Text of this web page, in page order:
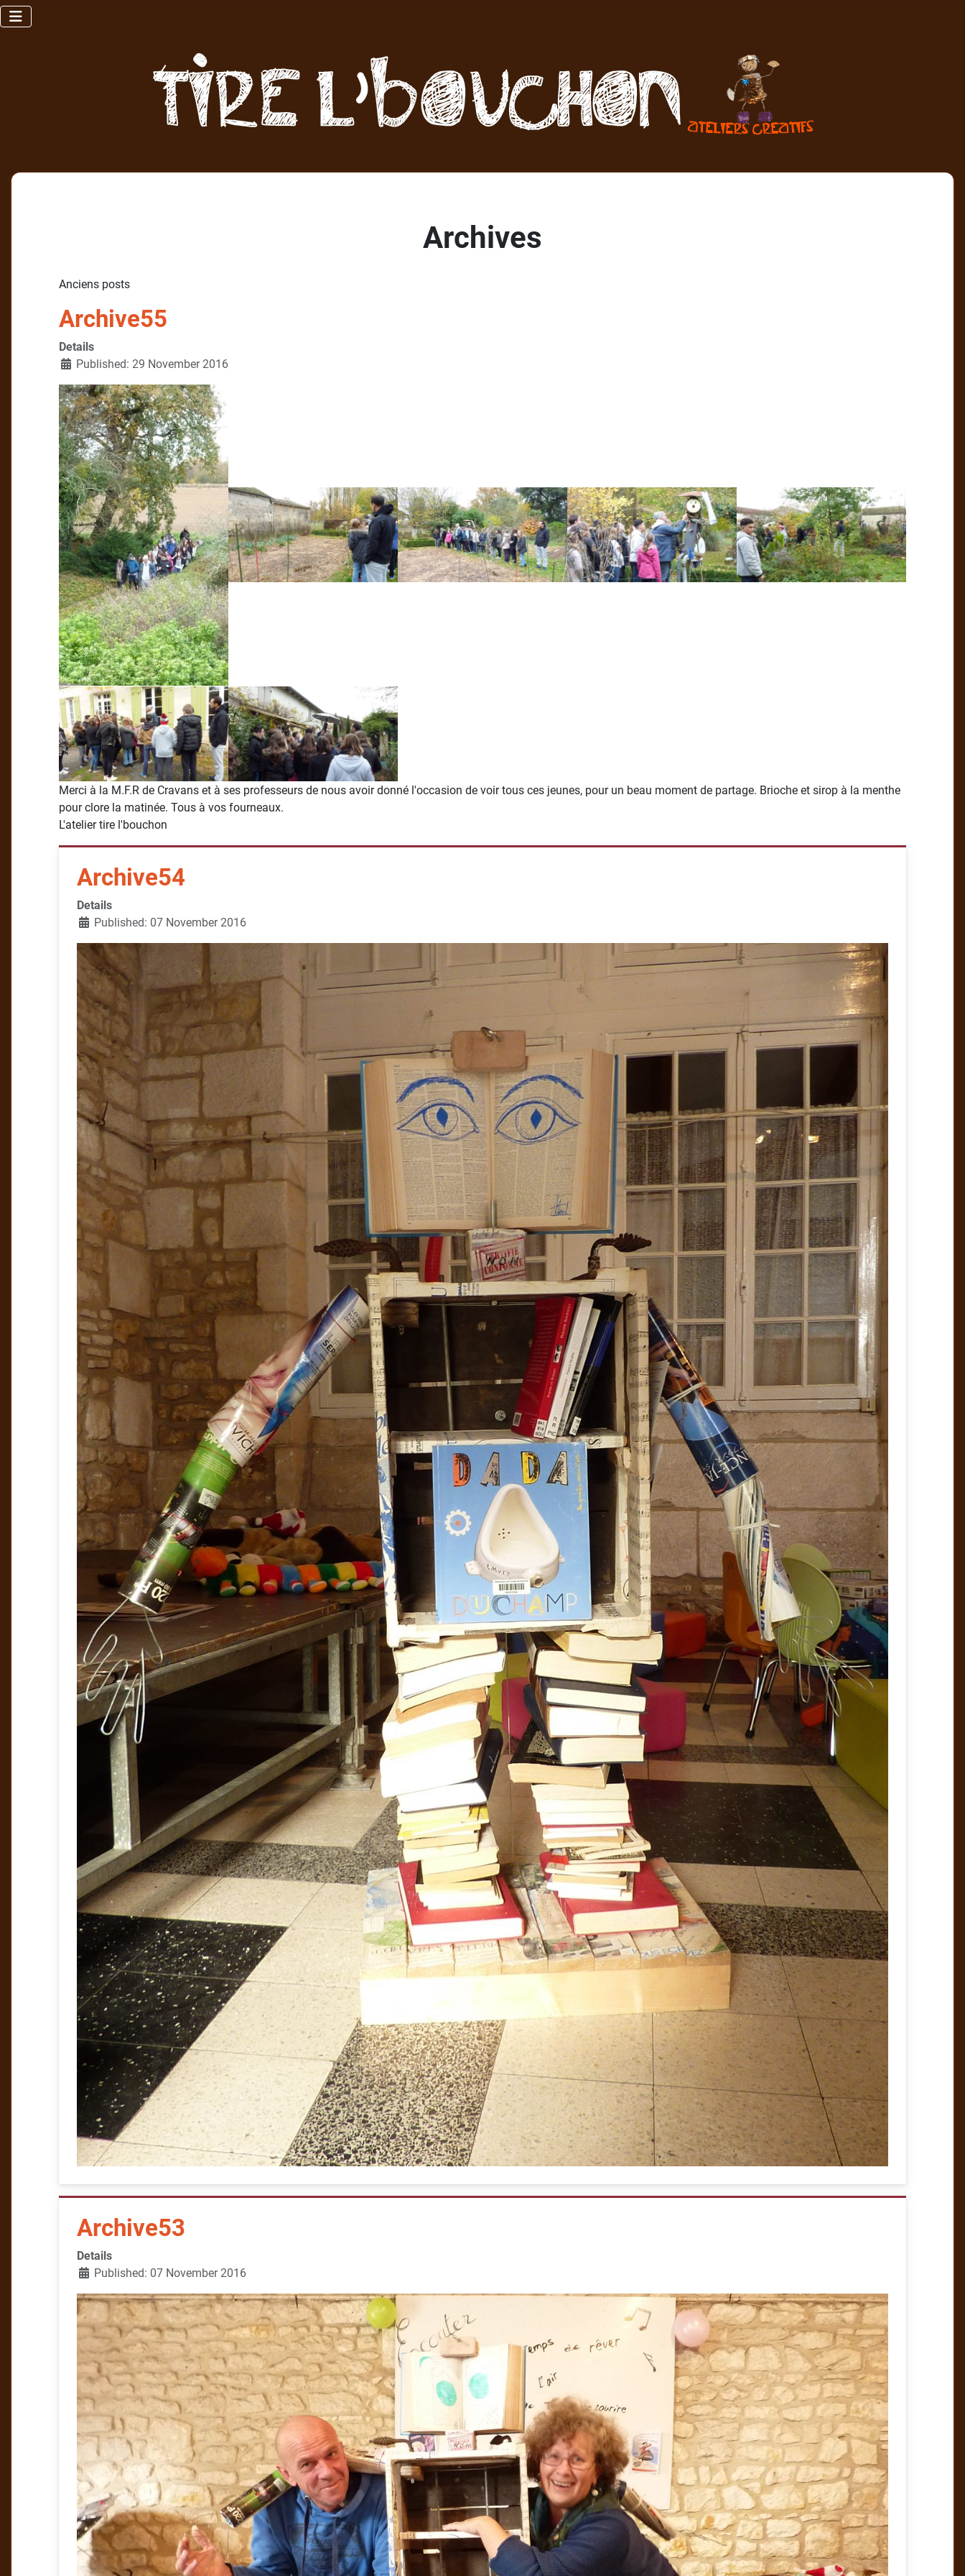
Archives
Anciens posts
Archive55
Details
Published: 29 November 2016
Merci à la M.F.R de Cravans et à ses professeurs de nous avoir donné l'occasion de voir tous ces jeunes, pour un beau moment de partage. Brioche et sirop à la menthe
pour clore la matinée. Tous à vos fourneaux.
L'atelier tire l'bouchon
Archive54
Details
Published: 07 November 2016
Archive53
Details
Published: 07 November 2016